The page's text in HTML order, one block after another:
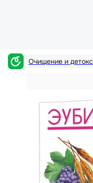
Очищение и детокс